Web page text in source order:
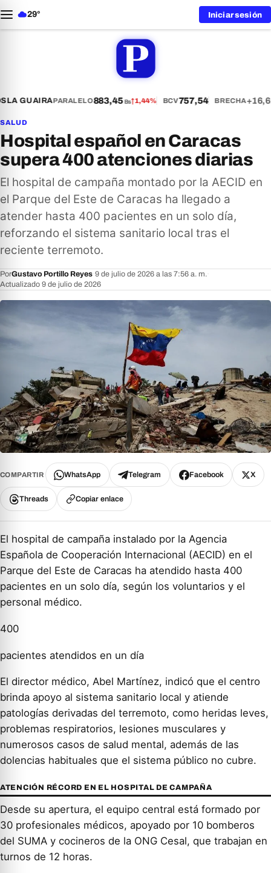
29° Iniciar sesión
LA GUAIRAPARALELO883,45Bs↑1,44% BCV757,54 BRECHA
SALUD
Hospital español en Caracas
supera 400 atenciones diarias
El hospital de campaña montado por la AECID en
el Parque del Este de Caracas ha llegado a
atender hasta 400 pacientes en un solo día,
reforzando el sistema sanitario local tras el
reciente terremoto.
PorGustavo Portillo Reyes 9 de julio de 2026 a las 7:56 a. m.
Actualizado 9 de julio de 2026
COMPARTIR WhatsApp Telegram Facebook X
Threads Copiar enlace
El hospital de campaña instalado por la Agencia
Española de Cooperación Internacional (AECID) en el
Parque del Este de Caracas ha atendido hasta 400
pacientes en un solo día, según los voluntarios y el
personal médico.
400
pacientes atendidos en un día
El director médico, Abel Martínez, indicó que el centro
brinda apoyo al sistema sanitario local y atiende
patologías derivadas del terremoto, como heridas leves,
problemas respiratorios, lesiones musculares y
numerosos casos de salud mental, además de las
dolencias habituales que el sistema público no cubre.
ATENCIÓN RÉCORD EN EL HOSPITAL DE CAMPAÑA
Desde su apertura, el equipo central está formado por
30 profesionales médicos, apoyado por 10 bomberos
del SUMA y cocineros de la ONG Cesal, que trabajan en
turnos de 12 horas.